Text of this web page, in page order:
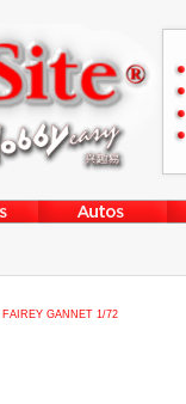
FAIREY GANNET 1/72